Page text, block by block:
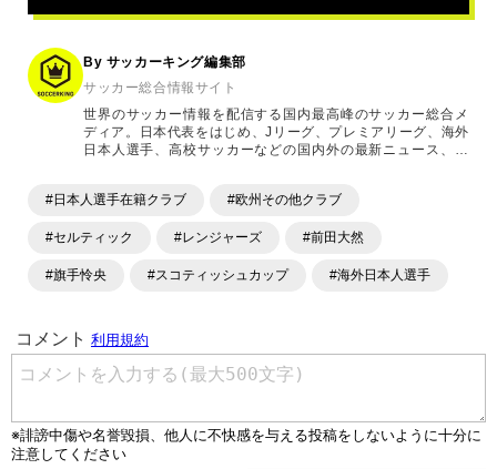
By サッカーキング編集部
サッカー総合情報サイト
世界のサッカー情報を配信する国内最高峰のサッカー総合メ
ディア。日本代表をはじめ、Jリーグ、プレミアリーグ、海外
日本人選手、高校サッカーなどの国内外の最新ニュース、コ
ます。「X」「Instagram」「YouTube」「TikTok」など、
#日本人選手在籍クラブ #欧州その他クラブ
#セルティック #レンジャーズ #前田大然
#旗手怜央 #スコティッシュカップ #海外日本人選手